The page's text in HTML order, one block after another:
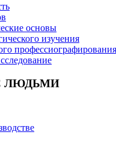
основы
изучения
профессиографирования
ЛЮДЬМИ